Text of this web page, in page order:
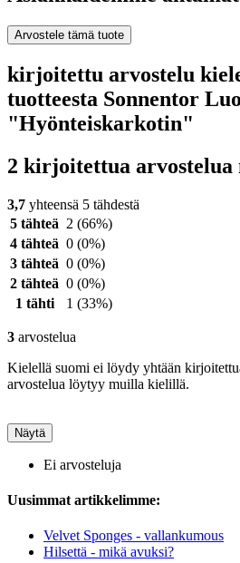
Arvostele tämä tuote
kirjoitettu arvostelu
tuotteesta Sonnentor
"Hyönteiskarkotin"
2 kirjoitettua
3,7 yhteensä 5 tähdestä
5 tähteä 2 (66%)
4 tähteä 0 (0%)
3 tähteä 0 (0%)
2 tähteä 0 (0%)
1 tähti
1 (33%)
3 arvostelua
Kielellä suomi ei löydy yhtään
arvostelua löytyy muilla kielillä.
Näytä
Ei arvosteluja
Uusimmat artikkelimme:
Velvet Sponges - vallankumous
Hilsettä - mikä avuksi?